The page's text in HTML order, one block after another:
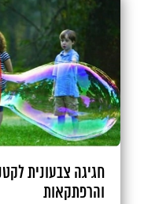
חגיגה צבעונית
והרפתקאות